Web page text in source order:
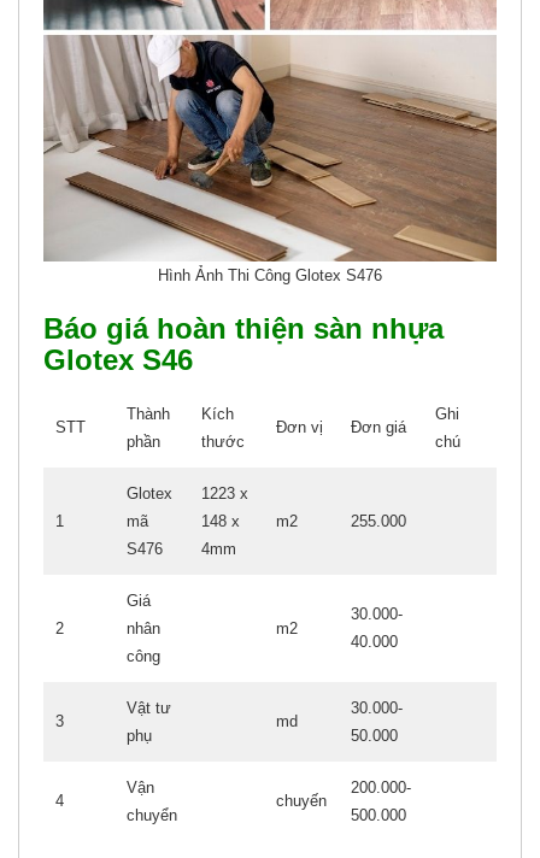
Hình Ảnh Thi Công Glotex S476
Báo giá hoàn thiện sàn nhựa
Glotex S46
STT
Thành
phần
Kích
thước
Đơn vị Đơn giá
Ghi
chú
1
Glotex
mã
S476
1223 x
148 x
4mm
m2 255.000
2
Giá
nhân
công
m2
30.000-
40.000
3
Vật tư
phụ
md
30.000-
50.000
4
Vận
chuyển
chuyến
200.000-
500.000